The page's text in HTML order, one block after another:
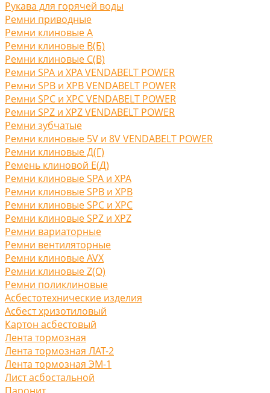
Рукава для горячей воды
Ремни приводные
Ремни клиновые A
Ремни клиновые В(Б)
Ремни клиновые С(B)
Ремни SPA и XPA VENDABELT POWER
Ремни SPB и XPB VENDABELT POWER
Ремни SPC и XPC VENDABELT POWER
Ремни SPZ и XPZ VENDABELT POWER
Ремни зубчатые
Ремни клиновые 5V и 8V VENDABELT POWER
Ремни клиновые Д(Г)
Ремень клиновой Е(Д)
Ремни клиновые SPA и XPA
Ремни клиновые SPB и XPB
Ремни клиновые SPC и XPC
Ремни клиновые SPZ и XPZ
Ремни вариаторные
Ремни вентиляторные
Ремни клиновые AVX
Ремни клиновые Z(O)
Ремни поликлиновые
Асбестотехнические изделия
Асбест хризотиловый
Картон асбестовый
Лента тормозная
Лента тормозная ЛАТ-2
Лента тормозная ЭМ-1
Лист асбостальной